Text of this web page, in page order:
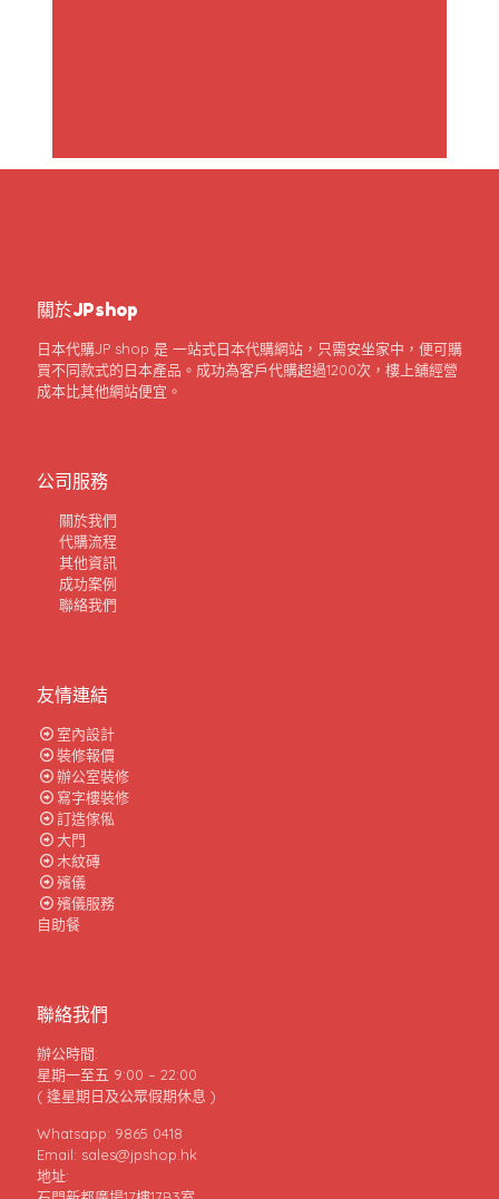
關於JPshop
日本代購JP shop 是 一站式日本代購網站，只需安坐家中，便可購
買不同款式的日本產品。成功為客戶代購超過1200次，樓上舖經營
成本比其他網站便宜。
公司服務
關於我們
代購流程
其他資訊
成功案例
聯絡我們
友情連結
室內設計
裝修報價
辦公室裝修
寫字樓裝修
訂造傢俬
大門
木紋磚
殯儀
殯儀服務
自助餐
聯絡我們
辦公時間:
星期一至五 9:00 – 22:00
( 逢星期日及公眾假期休息 )
Whatsapp: 9865 0418
Email: sales@jpshop.hk
地址: